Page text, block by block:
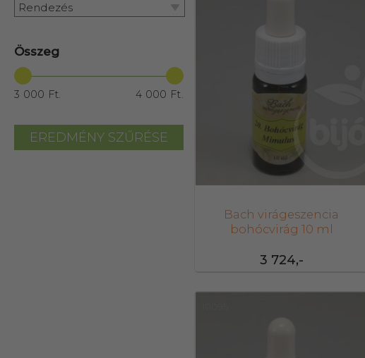
3 724,-
Bach virágeszencia
bohócvirág 10 ml
Rendezés
Összeg
3 000 Ft. 4 000 Ft.
EREDMÉNY SZŰRÉSE